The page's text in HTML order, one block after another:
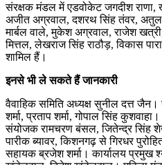
संरक्षक मंडल में एडवोकेट जगदीश राणा,
अजीत अग्रवाल, दशरथ सिंह तंवर, अतुल
मार्बल वाले, मुकेश अग्रवाल, राजेश
मित्तल, लेखराज सिंह राठौड़, विकास
शामिल हैं।
इनसे भी ले सकते हैं जानकारी
वैवाहिक समिति अध्यक्ष सुनील दत्त जैन।
शर्मा, प्रताप शर्मा, गोपाल सिंह
संयोजक रामचरण बंसल, जितेन्द्र सिंह
पारीक ब्यावर, किशनगढ़ से गिरधर
सहायक ब्रजेश शर्मा। कार्यालय प्रमुख